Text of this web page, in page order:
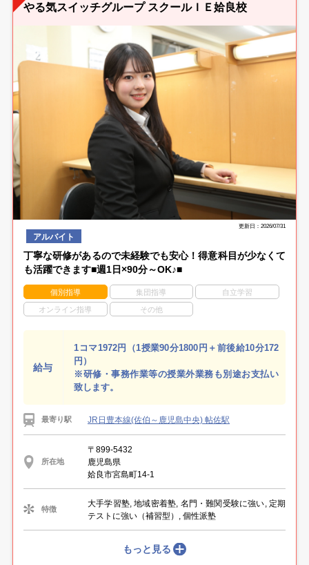
やる気スイッチグループ スクールＩＥ姶良校
更新日：2026/07/31
アルバイト
丁寧な研修があるので未経験でも安心！得意科目が少なくて
も活躍できます■週1日×90分～OK♪■
個別指導 集団指導 自立学習
オンライン指導 その他
給与
1コマ1972円（1授業90分1800円＋前後給10分172
円）
※研修・事務作業等の授業外業務も別途お支払い
致します。
最寄り駅 JR日豊本線(佐伯～鹿児島中央) 帖佐駅
所在地
〒899-5432
鹿児島県
姶良市宮島町14-1
特徴
大手学習塾, 地域密着塾, 名門・難関受験に強い, 定期
テストに強い（補習型）, 個性派塾
もっと見る